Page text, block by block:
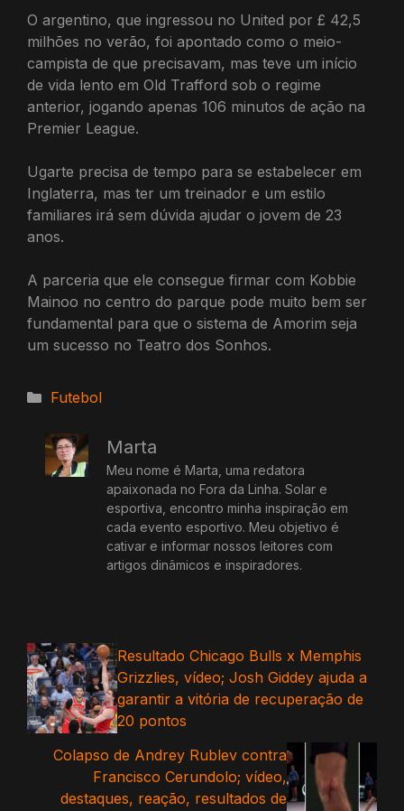
O argentino, que ingressou no United por £ 42,5
milhões no verão, foi apontado como o meio-
campista de que precisavam, mas teve um início
de vida lento em Old Trafford sob o regime
anterior, jogando apenas 106 minutos de ação na
Premier League.
Ugarte precisa de tempo para se estabelecer em
Inglaterra, mas ter um treinador e um estilo
familiares irá sem dúvida ajudar o jovem de 23
anos.
A parceria que ele consegue firmar com Kobbie
Mainoo no centro do parque pode muito bem ser
fundamental para que o sistema de Amorim seja
um sucesso no Teatro dos Sonhos.
Categorias
Futebol
Marta
Meu nome é Marta, uma redatora
apaixonada no Fora da Linha. Solar e
esportiva, encontro minha inspiração em
cada evento esportivo. Meu objetivo é
cativar e informar nossos leitores com
artigos dinâmicos e inspiradores.
Resultado Chicago Bulls x Memphis
Grizzlies, vídeo; Josh Giddey ajuda a
garantir a vitória de recuperação de
20 pontos
Colapso de Andrey Rublev contra
Francisco Cerundolo; vídeo,
destaques, reação, resultados de